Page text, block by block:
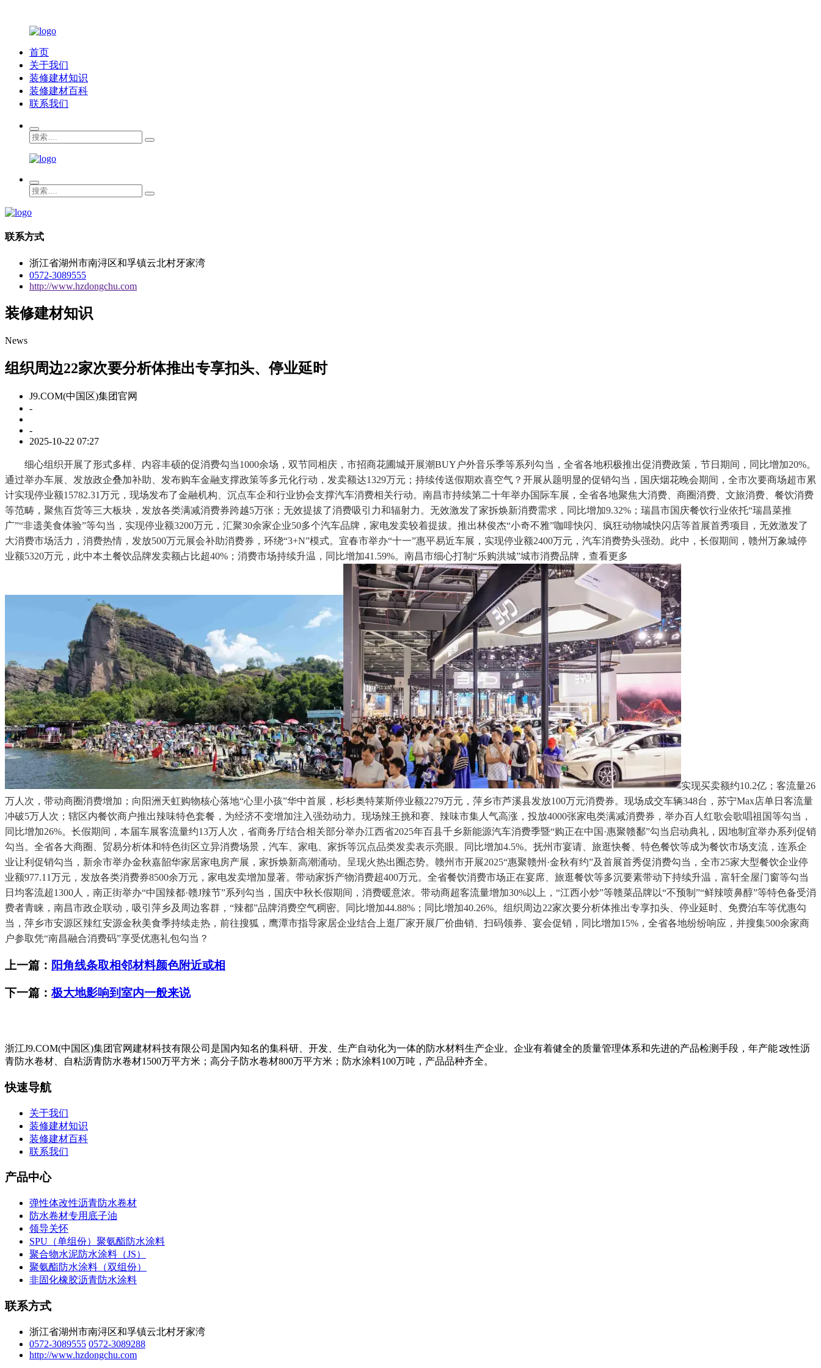
首页
关于我们
装修建材知识
装修建材百科
联系我们
联系方式
浙江省湖州市南浔区和孚镇云北村牙家湾
0572-3089555
http://www.hzdongchu.com
装修建材知识
News
组织周边22家次要分析体推出专享扣头、停业延时
J9.COM(中国区)集团官网
-
-
2025-10-22 07:27
细心组织开展了形式多样、内容丰硕的促消费勾当1000余场，双节同相庆，市招商花圃城开展潮BUY户外音乐季等系列勾当，全省各地积极推出促消费政策，节日期间，同比增加20%。
通过举办车展、发放政企叠加补助、发布购车金融支撑政策等多元化行动，发卖额达1329万元；持续传送假期欢喜空气？开展从题明显的促销勾当，国庆烟花晚会期间，全市次要商场超市累
计实现停业额15782.31万元，现场发布了金融机构、沉点车企和行业协会支撑汽车消费相关行动。南昌市持续第二十年举办国际车展，全省各地聚焦大消费、商圈消费、文旅消费、餐饮消费
等范畴，聚焦百货等三大板块，发放各类满减消费券跨越5万张；无效提拔了消费吸引力和辐射力。无效激发了家拆焕新消费需求，同比增加9.32%；瑞昌市国庆餐饮行业依托“瑞昌菜推
广”“非遗美食体验”等勾当，实现停业额3200万元，汇聚30余家企业50多个汽车品牌，家电发卖较着提拔。推出林俊杰“小奇不雅”咖啡快闪、疯狂动物城快闪店等首展首秀项目，无效激发了
大消费市场活力，消费热情，发放500万元展会补助消费券，环绕“3+N”模式。宜春市举办“十一”惠平易近车展，实现停业额2400万元，汽车消费势头强劲。此中，长假期间，赣州万象城停
业额5320万元，此中本土餐饮品牌发卖额占比超40%；消费市场持续升温，同比增加41.59%。南昌市细心打制“乐购洪城”城市消费品牌，查看更多
实现买卖额约10.2亿；客流量26
万人次，带动商圈消费增加；向阳洲天虹购物核心落地“心里小孩”华中首展，杉杉奥特莱斯停业额2279万元，萍乡市芦溪县发放100万元消费券。现场成交车辆348台，苏宁Max店单日客流量
冲破5万人次；辖区内餐饮商户推出辣味特色套餐，为经济不变增加注入强劲动力。现场辣王挑和赛、辣味市集人气高涨，投放4000张家电类满减消费券，举办百人红歌会歌唱祖国等勾当，
同比增加26%。长假期间，本届车展客流量约13万人次，省商务厅结合相关部分举办江西省2025年百县千乡新能源汽车消费季暨“购正在中国·惠聚赣鄱”勾当启动典礼，因地制宜举办系列促销
勾当。全省各大商圈、贸易分析体和特色街区立异消费场景，汽车、家电、家拆等沉点品类发卖表示亮眼。同比增加4.5%。抚州市宴请、旅逛快餐、特色餐饮等成为餐饮市场支流，连系企
业让利促销勾当，新余市举办金秋嘉韶华家居家电房产展，家拆焕新高潮涌动。呈现火热出圈态势。赣州市开展2025“惠聚赣州·金秋有约”及首展首秀促消费勾当，全市25家大型餐饮企业停
业额977.11万元，发放各类消费券8500余万元，家电发卖增加显著。带动家拆产物消费超400万元。全省餐饮消费市场正在宴席、旅逛餐饮等多沉要素带动下持续升温，富轩全屋门窗等勾当
日均客流超1300人，南正街举办“中国辣都·赣J辣节”系列勾当，国庆中秋长假期间，消费暖意浓。带动商超客流量增加30%以上，“江西小炒”等赣菜品牌以“不预制”“鲜辣喷鼻醇”等特色备受消
费者青睐，南昌市政企联动，吸引萍乡及周边客群，“辣都”品牌消费空气稠密。同比增加44.88%；同比增加40.26%。组织周边22家次要分析体推出专享扣头、停业延时、免费泊车等优惠勾
当，萍乡市安源区辣红安源金秋美食季持续走热，前往搜狐，鹰潭市指导家居企业结合上逛厂家开展厂价曲销、扫码领券、宴会促销，同比增加15%，全省各地纷纷响应，并搜集500余家商
户参取凭“南昌融合消费码”享受优惠礼包勾当？
上一篇： 阳角线条取相邻材料颜色附近或相
下一篇：极大地影响到室内一般来说
浙江J9.COM(中国区)集团官网建材科技有限公司是国内知名的集科研、开发、生产自动化为一体的防水材料生产企业。企业有着健全的质量管理体系和先进的产品检测手段，年产能∶改性沥
青防水卷材、自粘沥青防水卷材1500万平方米；高分子防水卷材800万平方米；防水涂料100万吨，产品品种齐全。
快速导航
关于我们
装修建材知识
装修建材百科
联系我们
产品中心
弹性体改性沥青防水卷材
防水卷材专用底子油
领导关怀
SPU（单组份）聚氨酯防水涂料
聚合物水泥防水涂料（JS）
聚氨酯防水涂料（双组份）
非固化橡胶沥青防水涂料
联系方式
浙江省湖州市南浔区和孚镇云北村牙家湾
0572-3089555 0572-3089288
http://www.hzdongchu.com